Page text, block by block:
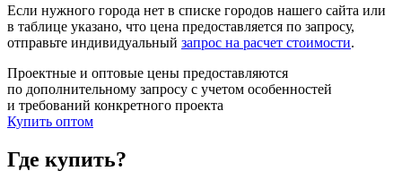
Если нужного города нет в списке городов нашего сайта или
в таблице указано, что цена предоставляется по запросу,
отправьте индивидуальный запрос на расчет стоимости.
Проектные и оптовые цены предоставляются
по дополнительному запросу с учетом особенностей
и требований конкретного проекта
Купить оптом
Где купить?